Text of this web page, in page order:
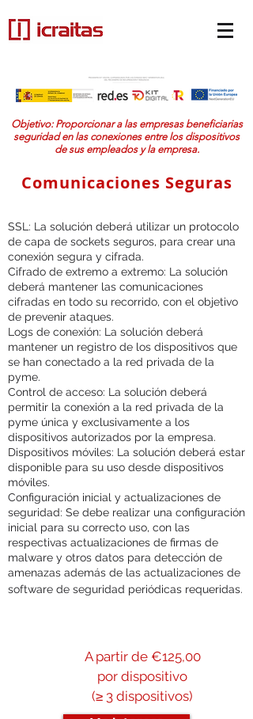
Objetivo: Proporcionar a las empresas beneficiarias
seguridad en las conexiones entre los dispositivos
de sus empleados y la empresa.
Comunicaciones Seguras
SSL: La solución deberá utilizar un protocolo
de capa de sockets seguros, para crear una
conexión segura y cifrada.
Cifrado de extremo a extremo: La solución
deberá mantener las comunicaciones
cifradas en todo su recorrido, con el objetivo
de prevenir ataques.
Logs de conexión: La solución deberá
mantener un registro de los dispositivos que
se han conectado a la red privada de la
pyme.
Control de acceso: La solución deberá
permitir la conexión a la red privada de la
pyme única y exclusivamente a los
dispositivos autorizados por la empresa.
Dispositivos móviles: La solución deberá estar
disponible para su uso desde dispositivos
móviles.
Configuración inicial y actualizaciones de
seguridad: Se debe realizar una configuración
inicial para su correcto uso, con las
respectivas actualizaciones de firmas de
malware y otros datos para detección de
amenazas además de las actualizaciones de
software de seguridad periódicas requeridas.
A partir de €125,00
por dispositivo
(≥ 3 dispositivos)